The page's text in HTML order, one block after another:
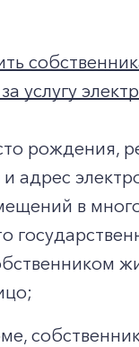
услугу
рождения,
адрес
в